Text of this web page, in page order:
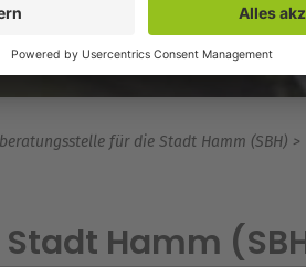
für die Stadt Hamm (SBH)
Hamm